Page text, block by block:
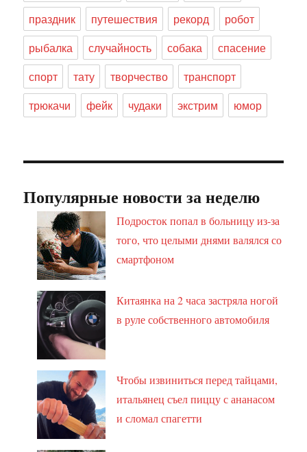
праздник
путешествия рекорд
робот
рыбалка
случайность собака
спасение
спорт
тату творчество
транспорт
трюкачи
фейк чудаки экстрим юмор
Популярные новости за неделю
Подросток попал в больницу из-за
того, что целыми днями валялся со
смартфоном
Китаянка на 2 часа застряла ногой
в руле собственного автомобиля
Чтобы извиниться перед тайцами,
итальянец съел пиццу с ананасом
и сломал спагетти